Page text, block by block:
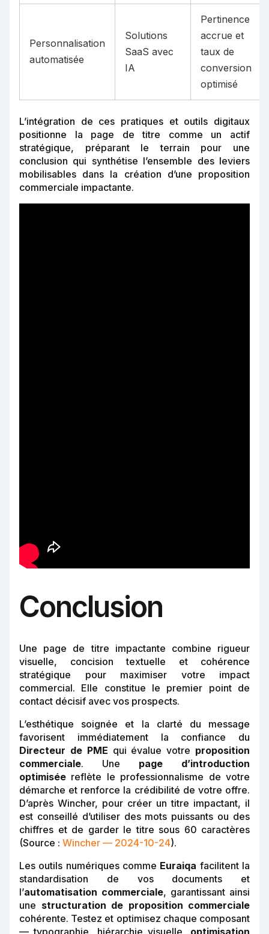
Personnalisation
automatisée
Solutions
SaaS avec
IA
Pertinence
accrue et
taux de
conversion
optimisé
L’intégration de ces pratiques et outils digitaux
positionne la page de titre comme un actif
stratégique, préparant le terrain pour une
conclusion qui synthétise l’ensemble des leviers
mobilisables dans la création d’une proposition
commerciale impactante.
Conclusion
Une page de titre impactante combine rigueur
visuelle, concision textuelle et cohérence
stratégique pour maximiser votre impact
commercial. Elle constitue le premier point de
contact décisif avec vos prospects.
L’esthétique soignée et la clarté du message
favorisent immédiatement la confiance du
Directeur de PME qui évalue votre proposition
commerciale. Une page d’introduction
optimisée reflète le professionnalisme de votre
démarche et renforce la crédibilité de votre offre.
D’après Wincher, pour créer un titre impactant, il
est conseillé d’utiliser des mots puissants ou des
chiffres et de garder le titre sous 60 caractères
(Source : Wincher — 2024-10-24).
Les outils numériques comme Euraiqa facilitent la
standardisation de vos documents et
l’automatisation commerciale, garantissant ainsi
une structuration de proposition commerciale
cohérente. Testez et optimisez chaque composant